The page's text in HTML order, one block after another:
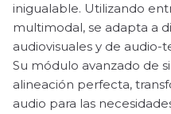
inigualable. Utilizando
multimodal, se adapta a
audiovisuales y de
Su módulo avanzado de
alineación perfecta,
audio para las